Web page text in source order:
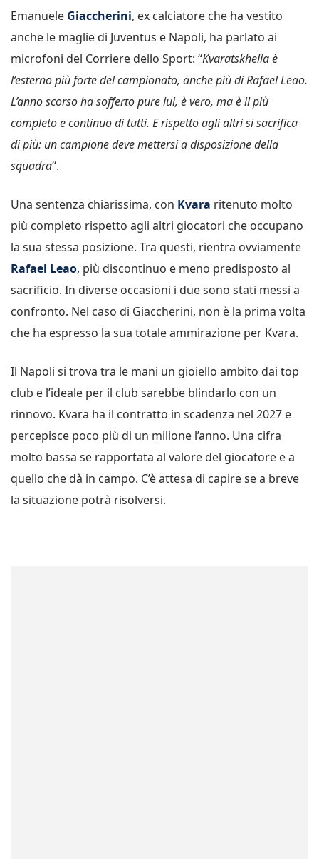
Emanuele Giaccherini, ex calciatore che ha vestito
anche le maglie di Juventus e Napoli, ha parlato ai
microfoni del Corriere dello Sport: “Kvaratskhelia è
l’esterno più forte del campionato, anche più di Rafael Leao.
L’anno scorso ha sofferto pure lui, è vero, ma è il più
completo e continuo di tutti. E rispetto agli altri si sacrifica
di più: un campione deve mettersi a disposizione della
squadra“.
Una sentenza chiarissima, con Kvara ritenuto molto
più completo rispetto agli altri giocatori che occupano
la sua stessa posizione. Tra questi, rientra ovviamente
Rafael Leao, più discontinuo e meno predisposto al
sacrificio. In diverse occasioni i due sono stati messi a
confronto. Nel caso di Giaccherini, non è la prima volta
che ha espresso la sua totale ammirazione per Kvara.
Il Napoli si trova tra le mani un gioiello ambito dai top
club e l’ideale per il club sarebbe blindarlo con un
rinnovo. Kvara ha il contratto in scadenza nel 2027 e
percepisce poco più di un milione l’anno. Una cifra
molto bassa se rapportata al valore del giocatore e a
quello che dà in campo. C’è attesa di capire se a breve
la situazione potrà risolversi.